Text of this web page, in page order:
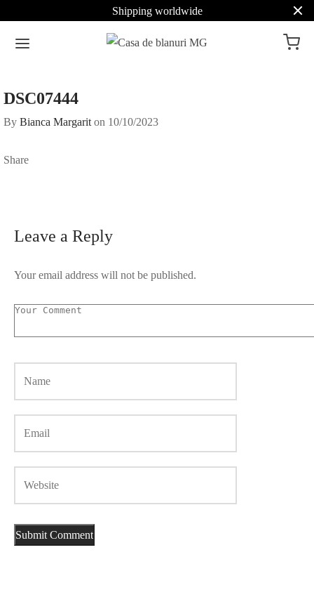
Shipping worldwide
DSC07444
By Bianca Margarit on 10/10/2023
Share
Leave a Reply
Your email address will not be published.